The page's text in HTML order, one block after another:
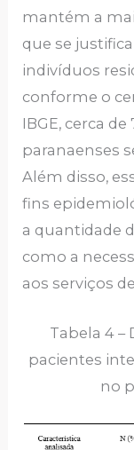
mantém a
que se
indivíduos
conforme o
IBGE, cerca
paranaenses
Além disso,
fins
a quantidade
como a
aos serviços
Tabela 4 –
pacientes
no